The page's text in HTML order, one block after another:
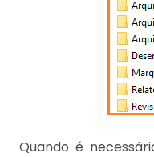
Quando é